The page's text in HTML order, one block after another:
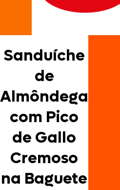
Sanduíche
de
Almôndega
com Pico
de Gallo
Cremoso
na Baguete